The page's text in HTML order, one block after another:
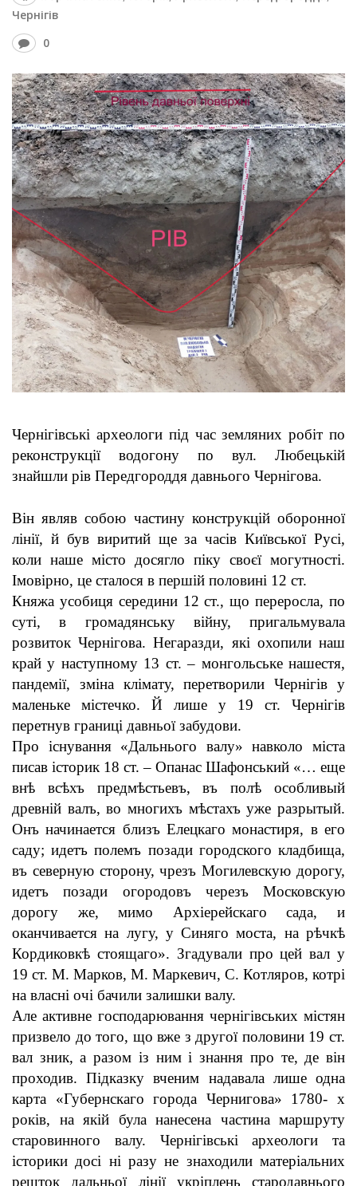
Чернігів
0
Чернігівські археологи під час земляних робіт по
реконструкції водогону по вул. Любецькій
знайшли рів Передгороддя давнього Чернігова.
Він являв собою частину конструкцій оборонної
лінії, й був виритий ще за часів Київської Русі,
коли наше місто досягло піку своєї могутності.
Імовірно, це сталося в першій половині 12 ст.
Княжа усобиця середини 12 ст., що переросла, по
суті, в громадянську війну, пригальмувала
розвиток Чернігова. Негаразди, які охопили наш
край у наступному 13 ст. – монгольське нашестя,
пандемії, зміна клімату, перетворили Чернігів у
маленьке містечко. Й лише у 19 ст. Чернігів
перетнув границі давньої забудови.
Про існування «Дальнього валу» навколо міста
писав історик 18 ст. – Опанас Шафонський «… еще
внѣ всѣхъ предмѣстьевъ, въ полѣ особливый
древнiй валъ, во многихъ мѣстахъ уже разрытый.
Онъ начинается близъ Елецкаго монастиря, в его
саду; идетъ полемъ позади городского кладбища,
въ северную сторону, чрезъ Могилевскую дорогу,
идетъ позади огородовъ черезъ Московскую
дорогу же, мимо Архiерейскаго сада, и
оканчивается на лугу, у Синяго моста, на рѣчкѣ
Кордиковкѣ стоящаго». Згадували про цей вал у
19 ст. М. Марков, М. Маркевич, С. Котляров, котрі
на власні очі бачили залишки валу.
Але активне господарювання чернігівських містян
призвело до того, що вже з другої половини 19 ст.
вал зник, а разом із ним і знання про те, де він
проходив. Підказку вченим надавала лише одна
карта «Губернскаго города Чернигова» 1780- х
років, на якій була нанесена частина маршруту
старовинного валу. Чернігівські археологи та
історики досі ні разу не знаходили матеріальних
решток дальньої лінії укріплень стародавнього